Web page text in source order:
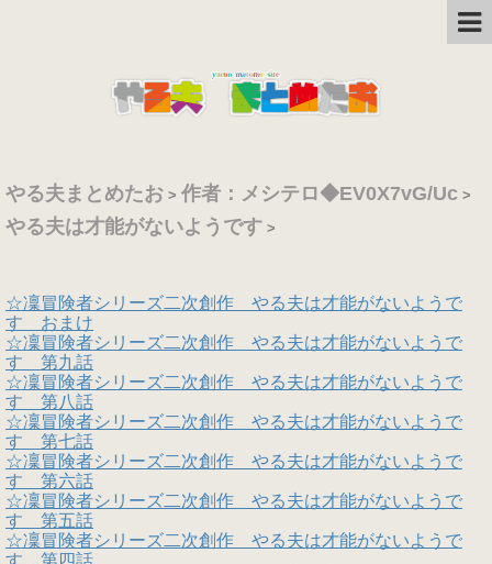
やる夫まとめたお > 作者：メシテロ◆EV0X7vG/Uc >
やる夫は才能がないようです >
☆凜冒険者シリーズ二次創作 やる夫は才能がないようで
す おまけ
☆凜冒険者シリーズ二次創作 やる夫は才能がないようで
す 第九話
☆凜冒険者シリーズ二次創作 やる夫は才能がないようで
す 第八話
☆凜冒険者シリーズ二次創作 やる夫は才能がないようで
す 第七話
☆凜冒険者シリーズ二次創作 やる夫は才能がないようで
す 第六話
☆凜冒険者シリーズ二次創作 やる夫は才能がないようで
す 第五話
☆凜冒険者シリーズ二次創作 やる夫は才能がないようで